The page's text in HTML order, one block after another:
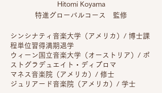
​Hitomi Koyama
​特進グローバルコース 監修
シンシナティ音楽大学（アメリカ）/ 博士課
程単位習得満期退学
ウィーン国立音楽大学（オーストリア）/ ポ
ストグラデュエイト・ディプロマ
マネス音楽院（アメリカ）/ 修士
ジュリアード音楽院（アメリカ）/ 学士